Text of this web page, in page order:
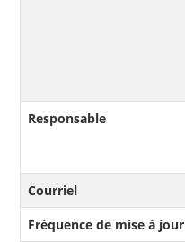
Responsable
Courriel
Fréquence de mise à jour